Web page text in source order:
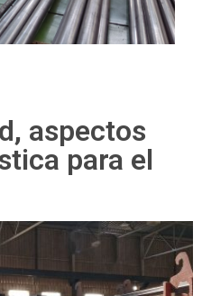
aspectos
para el